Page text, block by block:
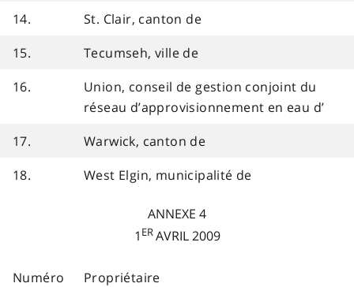
14.
St. Clair, canton de
15.
Tecumseh, ville de
16.
Union, conseil de gestion conjoint du
réseau d’approvisionnement en eau d’
17.
Warwick, canton de
18.
West Elgin, municipalité de
ANNEXE 4
1 ERAVRIL 2009
Numéro
Propriétaire